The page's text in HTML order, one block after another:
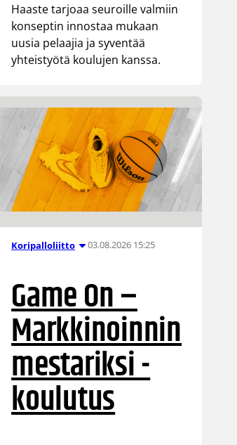
Haaste tarjoaa seuroille valmiin
konseptin innostaa mukaan
uusia pelaajia ja syventää
yhteistyötä koulujen kanssa.
Koripalloliitto 03.08.2026 15:25
Game On –
Markkinoinnin
mestariksi -
koulutus